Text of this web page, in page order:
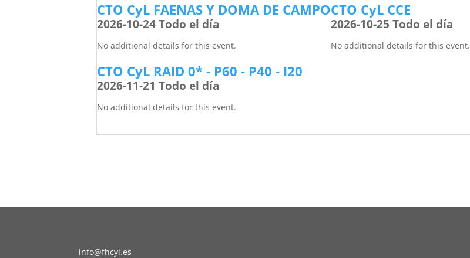
CTO CyL FAENAS Y DOMA DE CAMPO
2026-10-24 Todo el día
No additional details for this event.
CTO CyL CCE
2026-10-25 Todo el día
No additional details for this event.
CTO CyL RAID 0* - P60 - P40 - I20
2026-11-21 Todo el día
No additional details for this event.
info@fhcyl.es